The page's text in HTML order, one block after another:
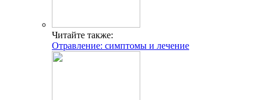
Читайте также:
Отравление: симптомы и лечение